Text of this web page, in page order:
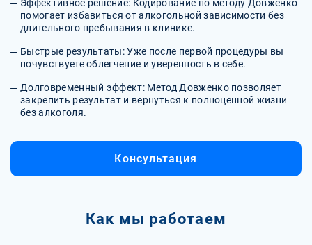
Эффективное решение: Кодирование по методу Довженко
помогает избавиться от алкогольной зависимости без
длительного пребывания в клинике.
Быстрые результаты: Уже после первой процедуры вы
почувствуете облегчение и уверенность в себе.
Долговременный эффект: Метод Довженко позволяет
закрепить результат и вернуться к полноценной жизни
без алкоголя.
Консультация
Как мы работаем